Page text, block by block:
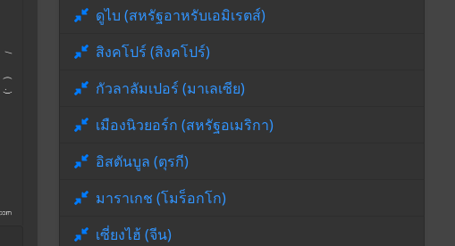
ดูไบ (สหรัฐอาหรับเอมิเรตส์)
สิงคโปร์ (สิงคโปร์)
กัวลาลัมเปอร์ (มาเลเซีย)
เมืองนิวยอร์ก (สหรัฐอเมริกา)
อิสตันบูล (ตุรกี)
มาราเกช (โมร็อกโก)
เซี่ยงไฮ้ (จีน)